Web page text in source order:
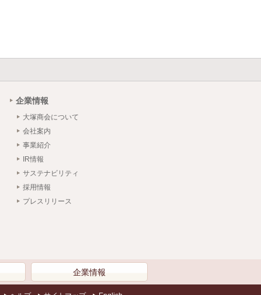
企業情報
大塚商会について
会社案内
事業紹介
IR情報
サステナビリティ
採用情報
プレスリリース
企業情報